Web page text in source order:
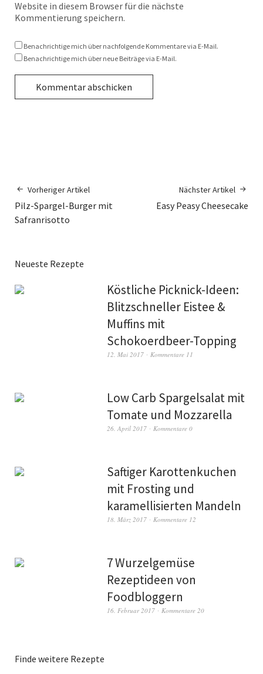
Website in diesem Browser für die nächste
Kommentierung speichern.
Benachrichtige mich über nachfolgende Kommentare via E-Mail.
Benachrichtige mich über neue Beiträge via E-Mail.
Vorheriger Artikel
Pilz-Spargel-Burger mit
Safranrisotto
Nächster Artikel
Easy Peasy Cheesecake
Neueste Rezepte
Köstliche Picknick-Ideen:
Blitzschneller Eistee &
Muffins mit
Schokoerdbeer-Topping
12. Mai 2017 Kommentare 11
Low Carb Spargelsalat mit
Tomate und Mozzarella
26. April 2017 Kommentare 0
Saftiger Karottenkuchen
mit Frosting und
karamellisierten Mandeln
18. März 2017 Kommentare 12
7 Wurzelgemüse
Rezeptideen von
Foodbloggern
16. Februar 2017 Kommentare 20
Finde weitere Rezepte